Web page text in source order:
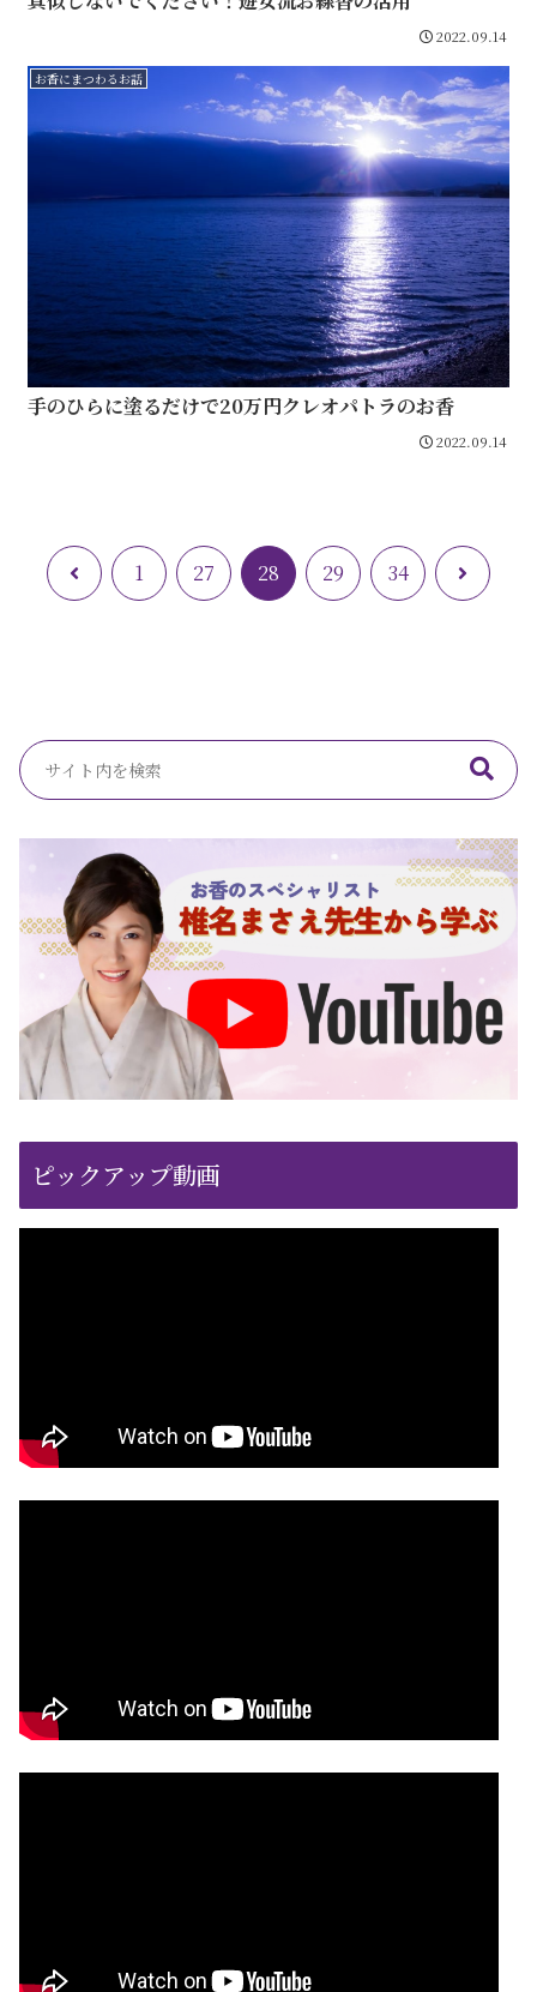
2022.09.14
お香にまつわるお話
手のひらに塗るだけで20万円クレオパトラのお香
2022.09.14
前
1 27 28 29 34
次
ピックアップ動画